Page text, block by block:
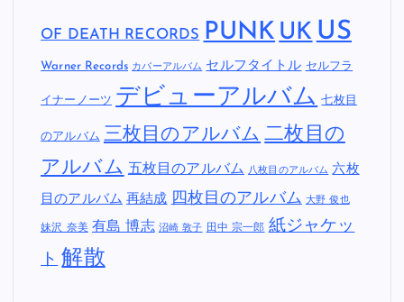
OF DEATH RECORDS PUNK UK US
Warner Records カバーアルバム セルフタイトル セルフラ
イナーノーツ デビューアルバム 七枚目
のアルバム 三枚目のアルバム 二枚目の
アルバム 五枚目のアルバム 八枚目のアルバム 六枚
目のアルバム 再結成 四枚目のアルバム 大野 俊也
妹沢 奈美 有島 博志 沼崎 敦子 田中 宗一郎 紙ジャケッ
ト 解散